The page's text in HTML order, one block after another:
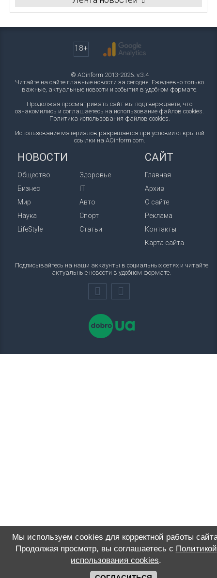
18+
© AOinform 2013-2026. v.3.4
Читайте на сайте главные новости за сегодня. Ежедневно только
важные, актуальные новости и события в удобном формате.
Продолжая просматривать сайт вы подтверждаете, что
ознакомились и соглашаетесь на использование файлов cookies.
Политика использования файлов cookies.
Использование материалов разрешается при условии открытой
ссылки на AOinform.com.
НОВОСТИ
Общество
Бизнес
Мир
Наука
LifeStyle
Здоровье
IT
Авто
Спорт
Статьи
САЙТ
Главная
Архив
О сайте
Реклама
Контакты
Карта сайта
Подписывайтесь на наши аккаунты в социальных сетях и читайте
актуальные новости в удобном формате.
Мы используем cookies для корректной работы
Продолжая просмотр, вы соглашаетесь с Политикой
использования cookies.